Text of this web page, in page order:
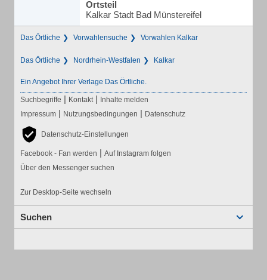
Ortsteil
Kalkar Stadt Bad Münstereifel
Das Örtliche Vorwahlensuche Vorwahlen Kalkar
Das Örtliche Nordrhein-Westfalen Kalkar
Ein Angebot Ihrer Verlage Das Örtliche.
Suchbegriffe | Kontakt | Inhalte melden
Impressum | Nutzungsbedingungen | Datenschutz
Datenschutz-Einstellungen
Facebook - Fan werden | Auf Instagram folgen
Über den Messenger suchen
Zur Desktop-Seite wechseln
Suchen